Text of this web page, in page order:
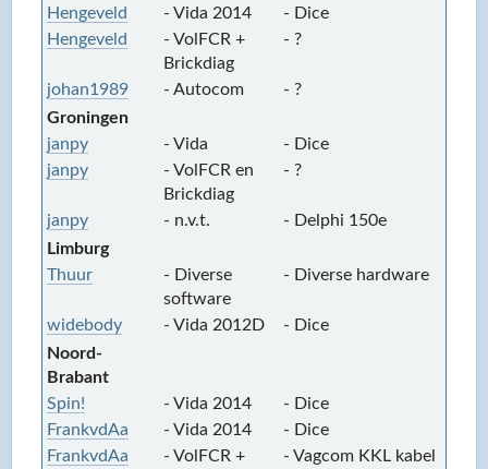
Hengeveld
- Vida 2014 - Dice
Hengeveld
- VolFCR +
Brickdiag
- ?
johan1989 - Autocom - ?
Groningen
janpy
- Vida - Dice
janpy
- VolFCR en
Brickdiag
- ?
janpy - n.v.t. - Delphi 150e
Limburg
Thuur
- Diverse
software
- Diverse hardware
widebody - Vida 2012D - Dice
Noord-
Brabant
Spin!
- Vida 2014 - Dice
FrankvdAa
- Vida 2014 - Dice
FrankvdAa
- VolFCR +
- Vagcom KKL kabel